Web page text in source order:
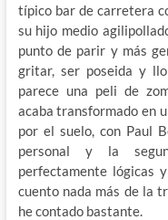
típico bar de carretera
su hijo medio
punto de parir y más
gritar, ser poseida y
parece una peli de
acaba transformado en
por el suelo, con Paul
personal y la
perfectamente lógicas
cuento nada más de la
he contado bastante.